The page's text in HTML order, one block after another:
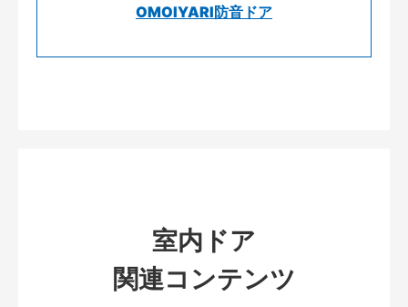
OMOIYARI防音ドア
室内ドア
関連コンテンツ